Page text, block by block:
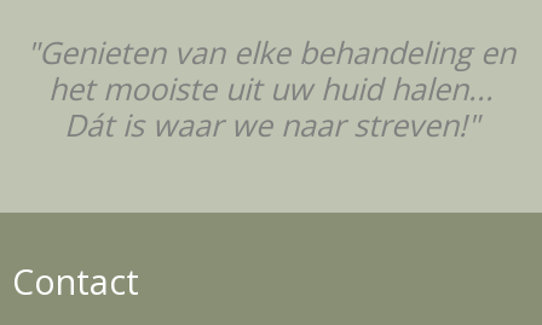
"Genieten van elke behandeling en
het mooiste uit uw huid halen...
Dát is waar we naar streven!"
Contact